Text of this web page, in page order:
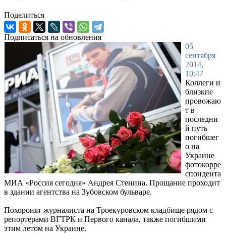
Поделиться
Подписаться на обновления
05
сентября
2014,
10:47
Коллеги и
близкие
провожаю
т в
последни
й путь
погибшег
о на
Украине
фотокорре
спондента
МИА «Россия сегодня» Андрея Стенина. Прощание проходит
в здании агентства на Зубовском бульваре.
Похоронят журналиста на Троекуровском кладбище рядом с
репортерами ВГТРК и Первого канала, также погибшими
этим летом на Украине.